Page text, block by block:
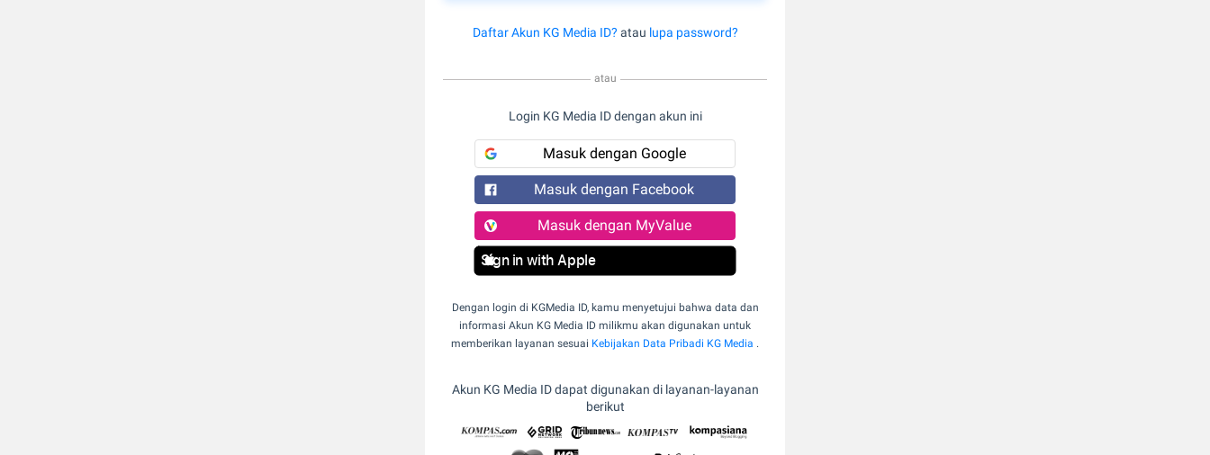
Daftar Akun KG Media ID? atau lupa password?
atau
Login KG Media ID dengan akun ini
Masuk dengan Google
Masuk dengan Facebook
Masuk dengan MyValue
Sign in with Apple
Dengan login di KGMedia ID, kamu menyetujui bahwa data dan
informasi Akun KG Media ID milikmu akan digunakan untuk
memberikan layanan sesuai Kebijakan Data Pribadi KG Media .
Akun KG Media ID dapat digunakan di layanan-layanan
berikut